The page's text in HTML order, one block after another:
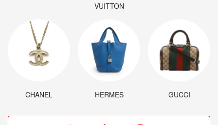
VUITTON
CHANEL HERMES GUCCI